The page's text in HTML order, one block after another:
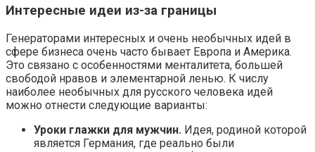
Интересные идеи из-за границы
Генераторами интересных и очень необычных идей в
сфере бизнеса очень часто бывает Европа и Америка.
Это связано с особенностями менталитета, большей
свободой нравов и элементарной ленью. К числу
наиболее необычных для русского человека идей
можно отнести следующие варианты:
Уроки глажки для мужчин. Идея, родиной которой
является Германия, где реально были